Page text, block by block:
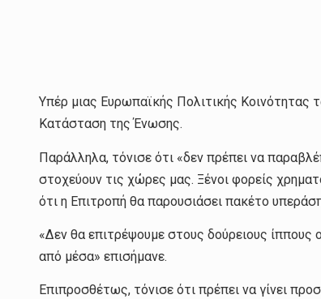
Yπέρ μιας Ευρωπαϊκής Πολιτικής Κοινότητας
Κατάσταση της Ένωσης.
Παράλληλα, τόνισε ότι «δεν πρέπει να
στοχεύουν τις χώρες μας. Ξένοι φορείς
ότι η Επιτροπή θα παρουσιάσει πακέτο
«Δεν θα επιτρέψουμε στους δούρειους ίππους
από μέσα» επισήμανε.
Επιπροσθέτως, τόνισε ότι πρέπει να γίνει